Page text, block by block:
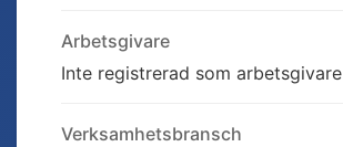
Arbetsgivare
Inte registrerad som arbetsgivare
Verksamhetsbransch